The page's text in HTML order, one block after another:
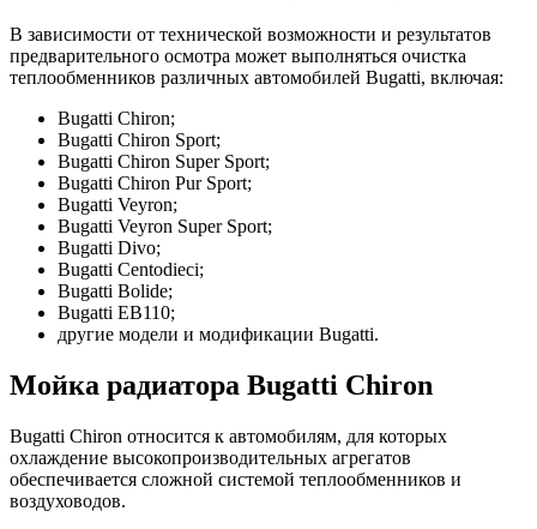
В зависимости от технической возможности и результатов
предварительного осмотра может выполняться очистка
теплообменников различных автомобилей Bugatti, включая:
Bugatti Chiron;
Bugatti Chiron Sport;
Bugatti Chiron Super Sport;
Bugatti Chiron Pur Sport;
Bugatti Veyron;
Bugatti Veyron Super Sport;
Bugatti Divo;
Bugatti Centodieci;
Bugatti Bolide;
Bugatti EB110;
другие модели и модификации Bugatti.
Мойка радиатора Bugatti Chiron
Bugatti Chiron относится к автомобилям, для которых
охлаждение высокопроизводительных агрегатов
обеспечивается сложной системой теплообменников и
воздуховодов.